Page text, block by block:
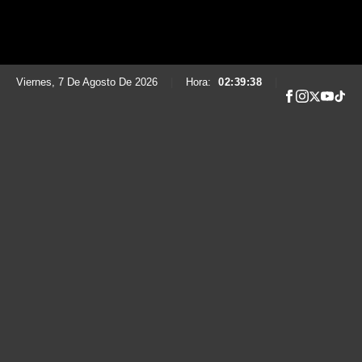
Viernes, 7 De Agosto De 2026 Hora: 02:39:40